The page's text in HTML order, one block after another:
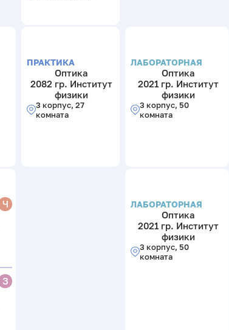
ПРАКТИКА
Оптика
2082 гр. Институт
физики
3 корпус, 27
комната
ЛАБОРАТОРНАЯ
Оптика
2021 гр. Институт
физики
3 корпус, 50
комната
Ч
З
ЛАБОРАТОРНАЯ
Оптика
2021 гр. Институт
физики
3 корпус, 50
комната